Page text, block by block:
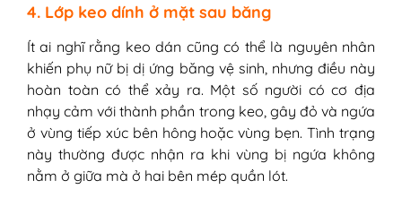
4. Lớp keo dính ở mặt sau băng
Ít ai nghĩ rằng keo dán cũng có thể là nguyên nhân
khiến phụ nữ bị dị ứng băng vệ sinh, nhưng điều này
hoàn toàn có thể xảy ra. Một số người có cơ địa
nhạy cảm với thành phần trong keo, gây đỏ và ngứa
ở vùng tiếp xúc bên hông hoặc vùng bẹn. Tình trạng
này thường được nhận ra khi vùng bị ngứa không
nằm ở giữa mà ở hai bên mép quần lót.